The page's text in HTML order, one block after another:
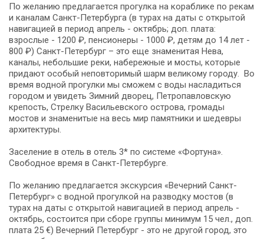
По желанию предлагается прогулка на кораблике по рекам
и каналам Санкт-Петербурга (в турах на даты с открытой
навигацией в период апрель - октябрь; доп. плата:
взрослые - 1200 ₽, пенсионеры - 1000 ₽, детям до 14 лет -
800 ₽) Санкт-Петербург – это еще знаменитая Нева,
каналы, небольшие реки, набережные и мосты, которые
придают особый неповторимый шарм великому городу. Во
время водной прогулки мы сможем с воды насладиться
городом и увидеть Зимний дворец, Петропавловскую
крепость, Стрелку Васильевского острова, громады
мостов и знаменитые на весь мир памятники и шедевры
архитектуры.
Заселение в отель в отель 3* по системе «Фортуна».
Свободное время в Санкт-Петербурге.
По желанию предлагается экскурсия «Вечерний Санкт-
Петербург» с водной прогулкой на разводку мостов (в
турах на даты с открытой навигацией в период апрель -
октябрь, состоится при сборе группы минимум 15 чел., доп.
плата 25 €) Вечерний Петербург - это не другой город, это